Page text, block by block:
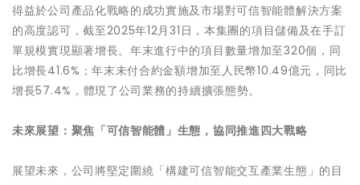
得益於公司產品化戰略的成功實施及市場對可信智能體解決方案
的高度認可，截至2025年12月31日，本集團的項目儲備及在手訂
單規模實現顯著增長。年末進行中的項目數量增加至320個，同
比增長41.6%；年末未付合約金額增加至人民幣10.49億元，同比
增長57.4%，體現了公司業務的持續擴張態勢。
未來展望：聚焦「可信智能體」生態，協同推進四大戰略
展望未來，公司將堅定圍繞「構建可信智能交互產業生態」的目